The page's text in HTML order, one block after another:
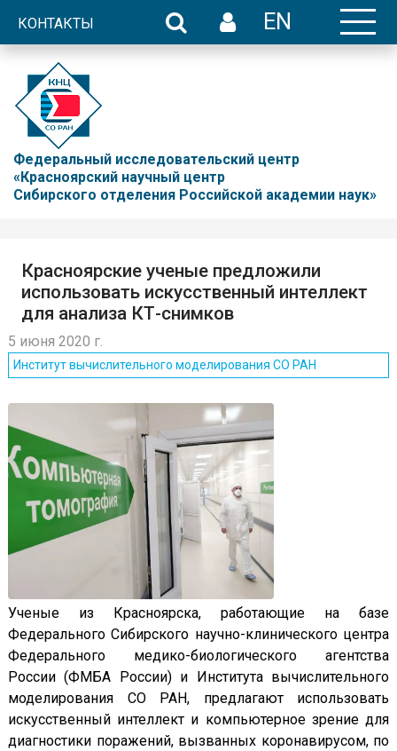
КОНТАКТЫ EN
Федеральный исследовательский центр
«Красноярский научный центр
Сибирского отделения Российской академии наук»
Красноярские ученые предложили
использовать искусственный интеллект
для анализа КТ-снимков
5 июня 2020 г.
Институт вычислительного моделирования СО РАН
Ученые из Красноярска, работающие на базе
Федерального Сибирского научно-клинического центра
Федерального медико-биологического агентства
России (ФМБА России) и Института вычислительного
моделирования СО РАН, предлагают использовать
искусственный интеллект и компьютерное зрение для
диагностики поражений, вызванных коронавирусом, по